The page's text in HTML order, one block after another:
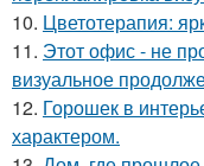
10. Цветотерапия:
11. Этот офис - не
визуальное
12. Горошек в
характером.